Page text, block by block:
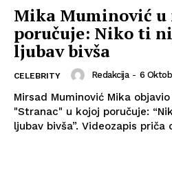
Mika Muminović u
poručuje: Niko ti
ljubav bivša
CELEBRITY Redakcija - 6
Mirsad Muminović Mika
"Stranac" u kojoj poručuje:
ljubav bivša”.